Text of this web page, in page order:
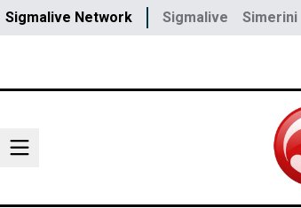
Sigmalive Network Sigmalive Simerini